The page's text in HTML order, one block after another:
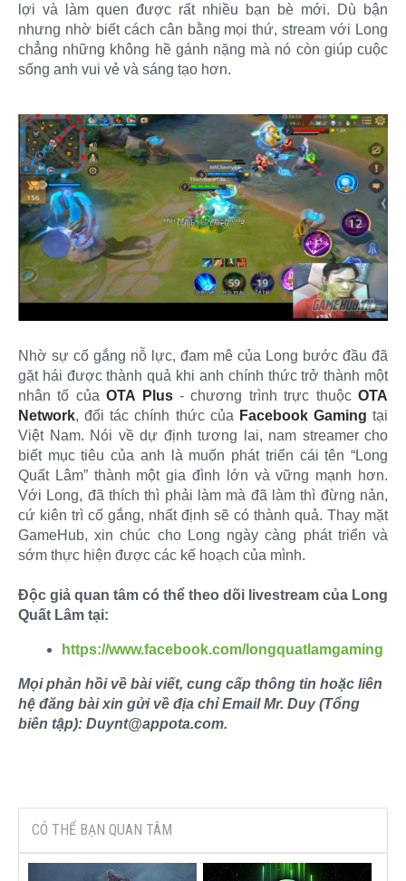
lợi và làm quen được rất nhiều bạn bè mới. Dù bận
nhưng nhờ biết cách cân bằng mọi thứ, stream với Long
chẳng những không hề gánh nặng mà nó còn giúp cuộc
sống anh vui vẻ và sáng tạo hơn.
Nhờ sự cố gắng nỗ lực, đam mê của Long bước đầu đã
gặt hái được thành quả khi anh chính thức trở thành một
nhân tố củaOTA Plus- chương trình trực thuộcOTA
Network, đối tác chính thức của Facebook Gaming tại
Việt Nam. Nói về dự định tương lai, nam streamer cho
biết mục tiêu của anh là muốn phát triển cái tên “Long
Quất Lâm” thành một gia đình lớn và vững mạnh hơn.
Với Long, đã thích thì phải làm mà đã làm thì đừng nản,
cứ kiên trì cố gắng, nhất định sẽ có thành quả. Thay mặt
GameHub, xin chúc cho Long ngày càng phát triển và
sớm thực hiện được các kế hoạch của mình.
Độc giả quan tâm có thể theo dõi livestream của Long
Quất Lâm tại:
https://www.facebook.com/longquatlamgaming
Mọi phản hồi về bài viết, cung cấp thông tin hoặc liên
hệ đăng bài xin gửi về địa chỉ Email Mr. Duy (Tổng
biên tập): Duynt@appota.com.
CÓ THỂ BẠN QUAN TÂM